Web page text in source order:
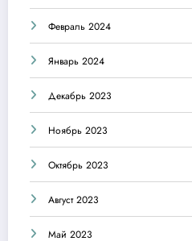
Февраль 2024
Январь 2024
Декабрь 2023
Ноябрь 2023
Октябрь 2023
Август 2023
Май 2023